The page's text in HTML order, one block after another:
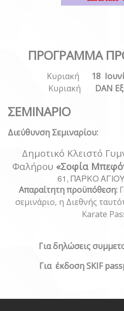
ΠΡΟΓΡΑΜΜΑ
Κυριακή 18
Κυριακή DAN
ΣΕΜΙΝΑΡΙΟ
Διεύθυνση Σεμιναρίου:
Δημοτικό Κλειστό
Φαλήρου «Σοφία
61, ΠΑΡΚΟ
Απαραίτητη προϋπόθεση:
σεμινάριο, η Διεθνής
Karate
Για δηλώσεις
Για έκδοση SKIF